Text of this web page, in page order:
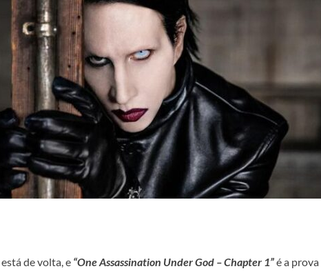
está de volta, e “One Assassination Under God – Chapter 1”é a